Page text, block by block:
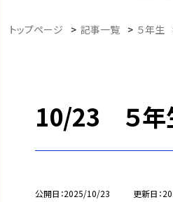
トップページ > 記事一覧 > ５年生
10/23 ５年
公開日 2025/10/23 更新日